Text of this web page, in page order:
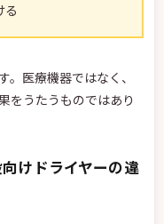
る
医療機器ではなく、
をうたうものではあり
けドライヤーの違